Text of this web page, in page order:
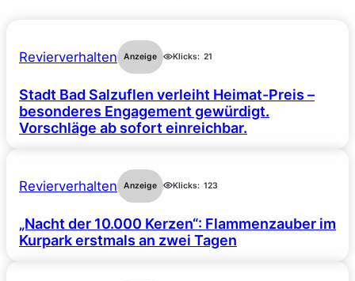
Revierverhalten Anzeige Klicks: 21
Stadt Bad Salzuflen verleiht Heimat-Preis –
besonderes Engagement gewürdigt.
Vorschläge ab sofort einreichbar.
Revierverhalten Anzeige Klicks: 123
„Nacht der 10.000 Kerzen“: Flammenzauber im
Kurpark erstmals an zwei Tagen